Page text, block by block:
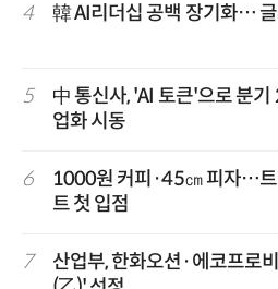
4 韓 AI리더십 공백 장기화…
5
中 통신사, 'AI 토큰'으로 분
업화 시동
6
1000원 커피·45㎝ 피자…
트 첫 입점
7
산업부, 한화오션·에코프로